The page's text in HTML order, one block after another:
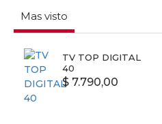
Mas visto
TV TOP DIGITAL
40
$ 7.790,00